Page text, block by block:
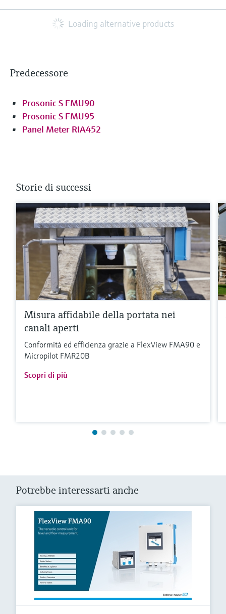
Loading alternative products
Predecessore
Prosonic S FMU90
Prosonic S FMU95
Panel Meter RIA452
Storie di successi
Misura affidabile della portata nei
canali aperti
Conformità ed efficienza grazie a FlexView FMA90 e
Micropilot FMR20B
Scopri di più
Potrebbe interessarti anche